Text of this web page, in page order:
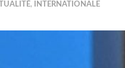
, INTERNATIONALE